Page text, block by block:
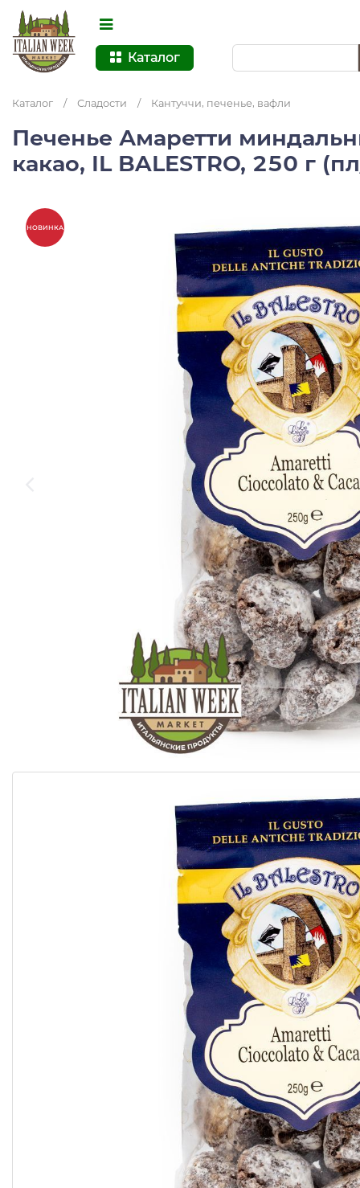
Каталог
Каталог / Сладости / Кантуччи, печенье, вафли
Печенье Амаретти
какао, IL BALESTRO, 250 г
НОВИНКА